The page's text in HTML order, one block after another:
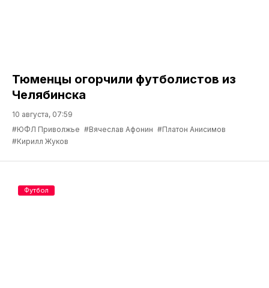
Тюменцы огорчили футболистов из
Челябинска
10 августа, 07:59
#ЮФЛ Приволжье #Вячеслав Афонин #Платон Анисимов
#Кирилл Жуков
Футбол